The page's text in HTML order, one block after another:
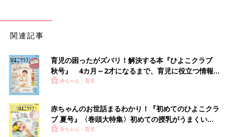
漏れなく合格！』が“ウリ”なんでね。基本的には、どなた様も、
それぞれの“推しスクール”に進学できるチャンスが頂けるってこ
もちろん、持ち偏差値と難易度ってのは大いに関係しますが、同
じ偏差値帯であっても、教育理念は各校で全く違うんです。『子
どもの教育は環境次第』という『孟母三遷』の教え通り、学習環
かせたいわけですよ。
それで、保護者は子どもが低学年のうちから学校説明会やら文化
関連記事
育児の困ったがズバリ！解決する本『ひよこクラブ
秋号』 4カ月～2才になるまで、育児に役立つ情報が
いっぱい！
赤ちゃん・育児
赤ちゃんのお世話まるわかり！『初めてのひよこクラ
ブ 夏号』〈巻頭大特集〉初めての授乳がうまくい
く！ おっぱい・ミルクの基本と夏のトラブル 解決テ
赤ちゃん・育児